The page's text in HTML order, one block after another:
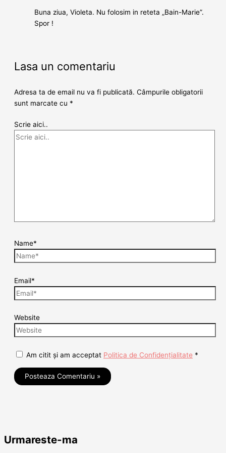
Buna ziua, Violeta. Nu folosim in reteta „Bain-Marie”.
Spor !
Lasa un comentariu
Adresa ta de email nu va fi publicată. Câmpurile obligatorii
sunt marcate cu *
Scrie aici..
Name*
Email*
Website
Am citit și am acceptat Politica de Confidențialitate *
Urmareste-ma